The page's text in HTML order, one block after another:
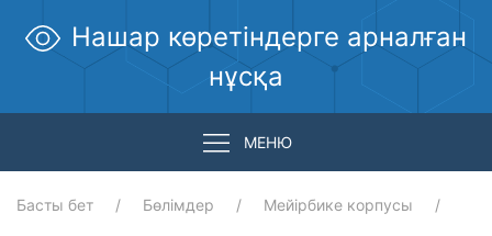
Нашар көретіндерге арналған
нұсқа
МЕНЮ
Басты бет Бөлімдер Мейірбике корпусы